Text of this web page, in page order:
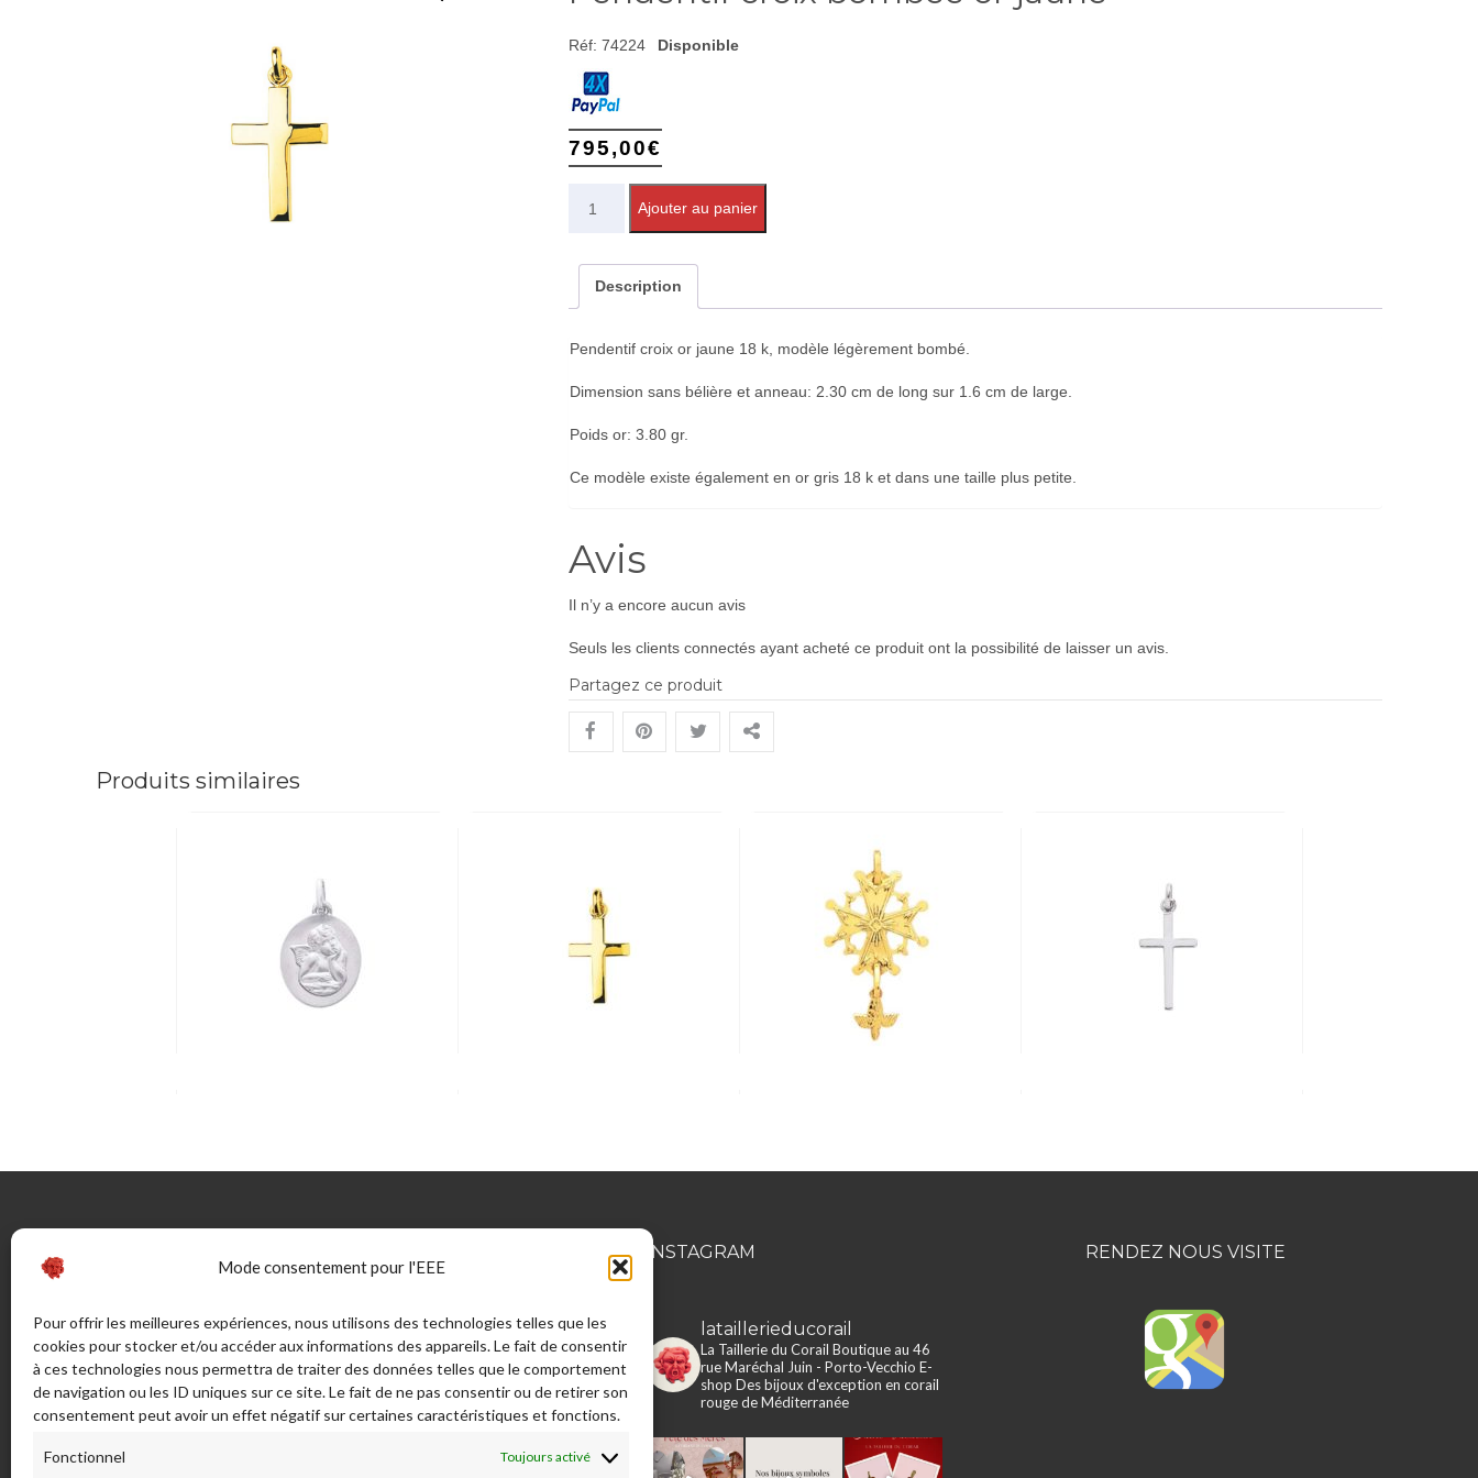
Mode consentement pour l'EEE
Pour offrir les meilleures expériences, nous utilisons des technologies telles que les
cookies pour stocker et/ou accéder aux informations des appareils. Le fait de consentir
à ces technologies nous permettra de traiter des données telles que le comportement
de navigation ou les ID uniques sur ce site. Le fait de ne pas consentir ou de retirer son
consentement peut avoir un effet négatif sur certaines caractéristiques et fonctions.
Fonctionnel Toujours activé
Réf: 74224 Disponible
795,00€
Ajouter au panier
Description
Pendentif croix or jaune 18 k, modèle légèrement bombé.
Dimension sans bélière et anneau: 2.30 cm de long sur 1.6 cm de large.
Poids or: 3.80 gr.
Ce modèle existe également en or gris 18 k et dans une taille plus petite.
Avis
Il n’y a encore aucun avis
Seuls les clients connectés ayant acheté ce produit ont la possibilité de laisser un avis.
Partagez ce produit
Produits similaires
Bonifacio) - Sortie Sud 20137
PORTO VECCHIO - France
ADRESSE POSTALE:
Guide
La Taillerie du Corail
Bijouterie en ligne
CGV
Mentions légales
Livraisons, retours,
INSTAGRAM
lataillerieducorail
La Taillerie du Corail Boutique au 46
rue Maréchal Juin - Porto-Vecchio E-
shop Des bijoux d'exception en corail
rouge de Méditerranée
RENDEZ NOUS VISITE